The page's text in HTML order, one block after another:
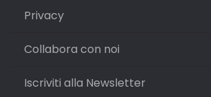
Privacy
Collabora con noi
Iscriviti alla Newsletter